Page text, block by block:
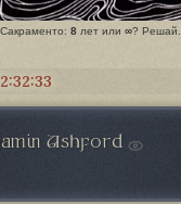
Сакраменто: 8лет или ∞? Решай.
Ashford